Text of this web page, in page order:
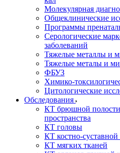
Молекулярная
Общеклинические
Программы
Серологические
заболеваний
Тяжелые металлы и
Тяжелые металы и
ФБУЗ
Химико-
Цитологические
Обследования
КТ брюшной
пространства
КТ головы
КТ костно-
КТ мягких тканей